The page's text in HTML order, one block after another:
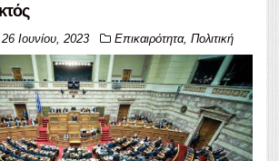
26 Ιουνίου, 2023 Επικαιρότητα, Πολιτική